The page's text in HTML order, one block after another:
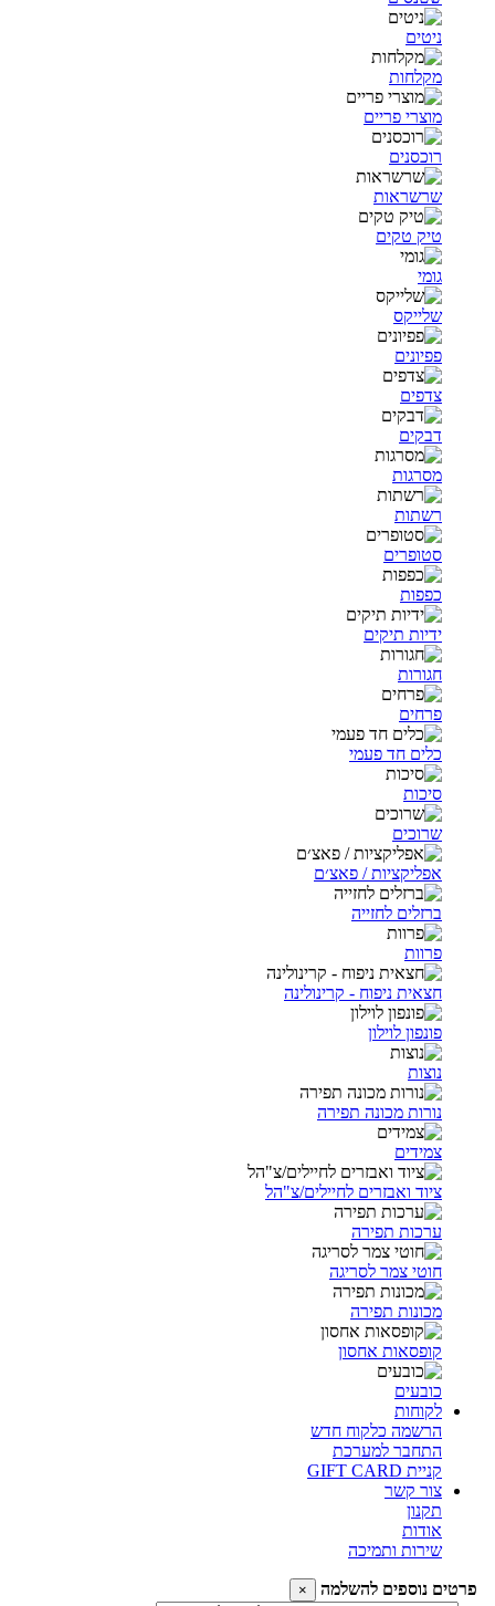
ניטים
מקלחות
מוצרי פריים
רוכסנים
שרשראות
טיק טקים
גומי
שלייקס
פפיונים
צדפים
דבקים
מסרגות
רשתות
סטופרים
כפפות
ידיות תיקים
חגורות
פרחים
כלים חד פעמי
סיכות
שרוכים
אפליקציות / פאצ׳ם
ברזלים לחזייה
פרוות
חצאית ניפוח - קרינולינה
פונפון לוילון
נוצות
נורות מכונה תפירה
צמידים
ציוד ואבזרים לחיילים/צ"הל
ערכות תפירה
חוטי צמר לסריגה
מכונות תפירה
קופסאות אחסון
כובעים
לקוחות
הרשמה כלקוח חדש
התחבר למערכת
קניית GIFT CARD
צור קשר
תקנון
אודות
שירות ותמיכה
פרטים נוספים להשלמה ×